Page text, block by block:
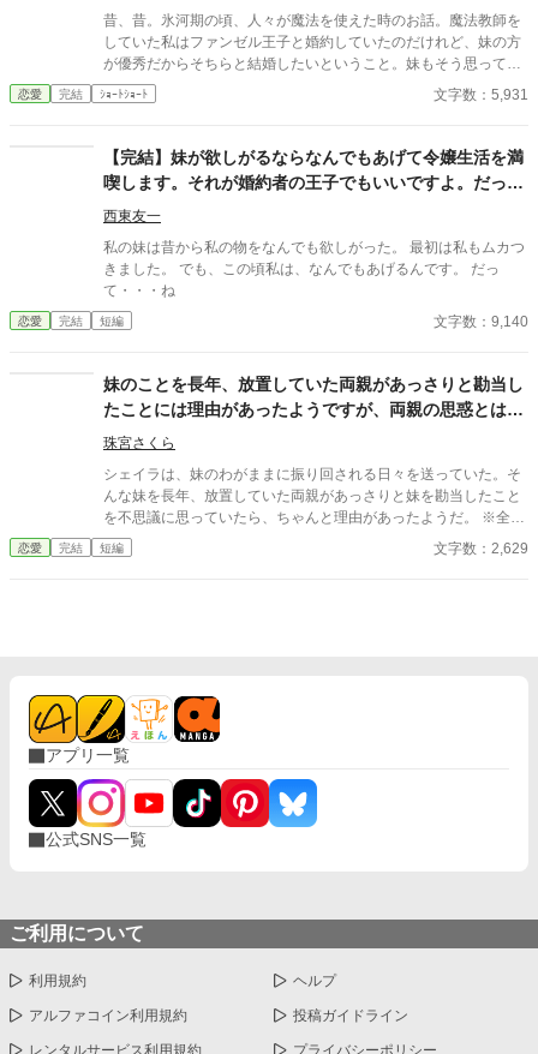
ような……。 言われるがままに、隣国へ向かった私。 その頃にな
って、子供が出来ない理由は元旦那にあることが発覚して――。
ベルモンド公爵家ではひと悶着起こりそうらしいのですが、もう
私には関係ありません。 ※ざまぁパートは第16話〜です
昔、昔。氷河期の頃、人々が魔法を使えた時のお話。魔法教師を
していた私はファンゼル王子と婚約していたのだけれど、妹の方
が優秀だからそちらと結婚したいということ。妹もそう思ってい
るみたいだし、もう教えなくてもいいよね？ ７話完結のショート
ストーリー。 １日１話。１週間で完結する予定です。
恋愛 完結 ｼｮｰﾄｼｮｰﾄ 文字数：5,931
【完結】妹が欲しがるならなんでもあげて令嬢生活を満
喫します。それが婚約者の王子でもいいですよ。だっ
て…
西東友一
私の妹は昔から私の物をなんでも欲しがった。 最初は私もムカつ
きました。 でも、この頃私は、なんでもあげるんです。 だっ
て・・・ね
恋愛 完結 短編 文字数：9,140
妹のことを長年、放置していた両親があっさりと勘当し
たことには理由があったようですが、両親の思惑とは違
う方に進んだようです
珠宮さくら
シェイラは、妹のわがままに振り回される日々を送っていた。そ
んな妹を長年、放置していた両親があっさりと妹を勘当したこと
を不思議に思っていたら、ちゃんと理由があったようだ。 ※全３
話。
恋愛 完結 短編 文字数：2,629
アプリ一覧
公式SNS一覧
ご利用について
利用規約 ヘルプ
アルファコイン利用規約 投稿ガイドライン
レンタルサービス利用規約 プライバシーポリシー